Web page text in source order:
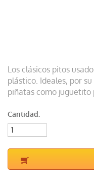
Los clásicos pitos
plástico. Ideales, por
piñatas como juguetito
Cantidad: